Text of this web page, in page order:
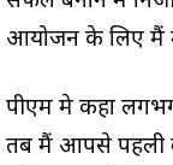
आयोजन के लिए मैं
पीएम मे कहा
तब मैं आपसे पहली